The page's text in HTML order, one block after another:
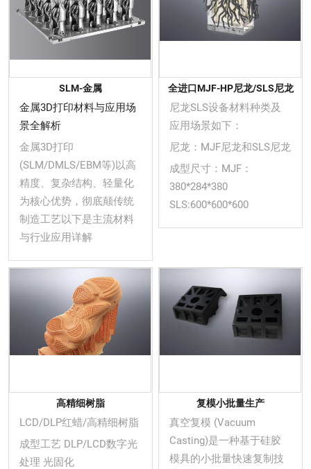
SLM-金属
金属3D打印材料与应用场
景全解析
金属3D打印
(SLM/DMLS/EBM等)以高
精度、复杂结构、轻量化
为核心优势，彻底颠传统
制造工艺以下是主流材料
与行业应用详解
全进口MJF-HP尼龙/SLS尼龙
尼龙SLS设备材料种类及
应用场景如下：
尼龙：MJF尼龙和SLS尼龙
成型尺寸：MJF：
380*284*380
SLS:600*600*600
高精细树脂
LCD/DLP红蜡/高精细树脂
成型工艺 DLP/LCD数字光
处理 光固化
复模小批量生产
真空复模 (Vacuum
Casting)是一种基于硅胶
模具的小批量快速复制技